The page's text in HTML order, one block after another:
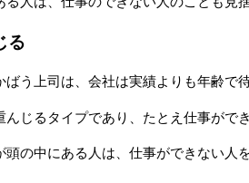
る
う上司は、会社は実績よりも年齢で
んじるタイプであり、たとえ仕事がで
の中にある人は、仕事ができない人